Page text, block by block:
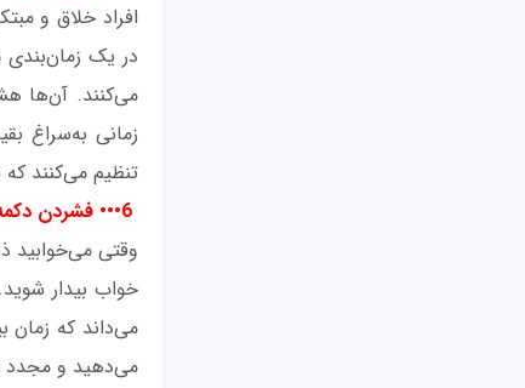
افراد خلاق و
در یک
می‌کنند. آن‌ها
زمانی به‌سراغ
تنظیم می‌کنند
وقتی می‌‌خوابید
خواب بیدار
می‌داند که زمان
می‌دهید و مجدد